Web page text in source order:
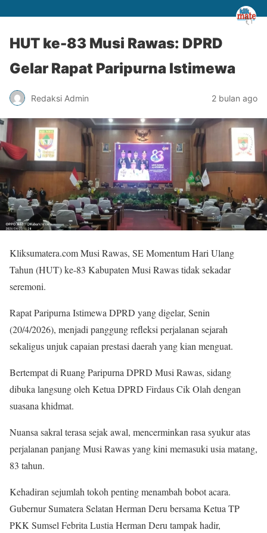
HUT ke-83 Musi Rawas: DPRD
Gelar Rapat Paripurna Istimewa
Redaksi Admin 2 bulan ago
Kliksumatera.com Musi Rawas, SE Momentum Hari Ulang
Tahun (HUT) ke-83 Kabupaten Musi Rawas tidak sekadar
seremoni.
Rapat Paripurna Istimewa DPRD yang digelar, Senin
(20/4/2026), menjadi panggung refleksi perjalanan sejarah
sekaligus unjuk capaian prestasi daerah yang kian menguat.
Bertempat di Ruang Paripurna DPRD Musi Rawas, sidang
dibuka langsung oleh Ketua DPRD Firdaus Cik Olah dengan
suasana khidmat.
Nuansa sakral terasa sejak awal, mencerminkan rasa syukur atas
perjalanan panjang Musi Rawas yang kini memasuki usia matang,
83 tahun.
Kehadiran sejumlah tokoh penting menambah bobot acara.
Gubernur Sumatera Selatan Herman Deru bersama Ketua TP
PKK Sumsel Febrita Lustia Herman Deru tampak hadir,